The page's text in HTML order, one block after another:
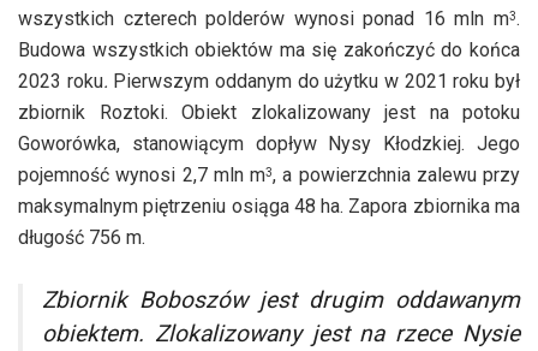
wszystkich czterech polderów wynosi ponad 16 mln m3.
Budowa wszystkich obiektów ma się zakończyć do końca
2023 roku. Pierwszym oddanym do użytku w 2021 roku był
zbiornik Roztoki. Obiekt zlokalizowany jest na potoku
Goworówka, stanowiącym dopływ Nysy Kłodzkiej. Jego
pojemność wynosi 2,7 mln m3, a powierzchnia zalewu przy
maksymalnym piętrzeniu osiąga 48 ha. ​Zapora zbiornika ma
długość 756 m.
Zbiornik Boboszów jest drugim oddawanym
obiektem. Zlokalizowany jest na rzece Nysie